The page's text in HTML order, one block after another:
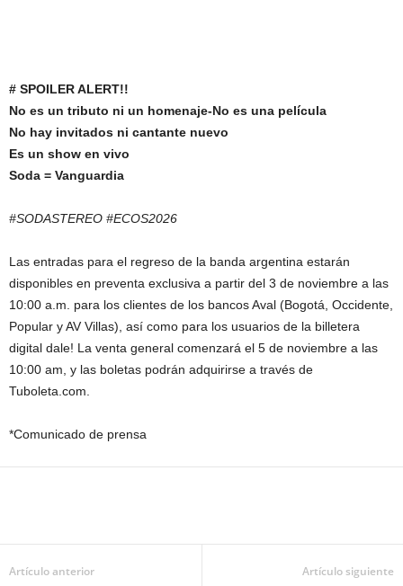
# SPOILER ALERT!!
No es un tributo ni un homenaje-No es una película
No hay invitados ni cantante nuevo
Es un show en vivo
Soda = Vanguardia
#SODASTEREO #ECOS2026
Las entradas para el regreso de la banda argentina estarán
disponibles en preventa exclusiva a partir del 3 de noviembre a las
10:00 a.m. para los clientes de los bancos Aval (Bogotá, Occidente,
Popular y AV Villas), así como para los usuarios de la billetera
digital dale! La venta general comenzará el 5 de noviembre a las
10:00 am, y las boletas podrán adquirirse a través de
Tuboleta.com.
*Comunicado de prensa
Artículo anterior Artículo siguiente